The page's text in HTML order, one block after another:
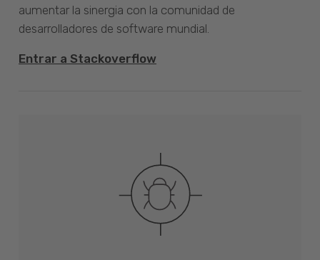
aumentar la sinergia con la comunidad de
desarrolladores de software mundial.
Entrar a Stackoverflow